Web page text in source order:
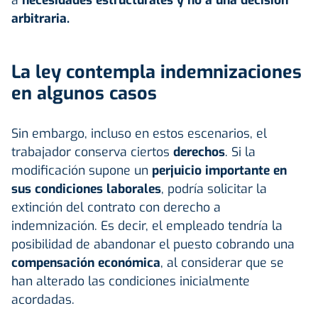
arbitraria.
La ley contempla indemnizaciones
en algunos casos
Sin embargo, incluso en estos escenarios, el
trabajador conserva ciertos derechos. Si la
modificación supone un perjuicio importante en
sus condiciones laborales, podría solicitar la
extinción del contrato con derecho a
indemnización. Es decir, el empleado tendría la
posibilidad de abandonar el puesto cobrando una
compensación económica, al considerar que se
han alterado las condiciones inicialmente
acordadas.